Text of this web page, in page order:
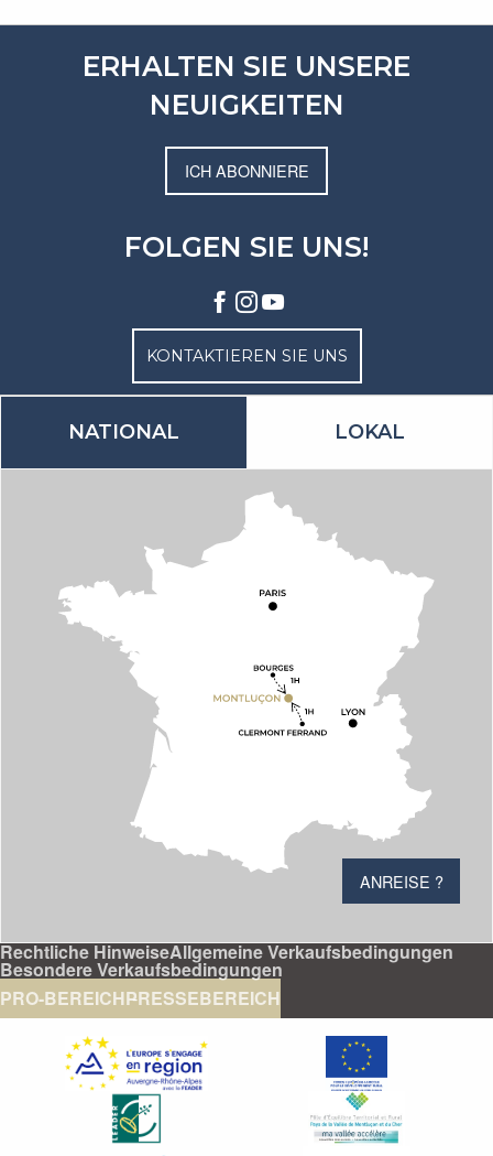
ERHALTEN SIE UNSERE
NEUIGKEITEN
ICH ABONNIERE
FOLGEN SIE UNS!
KONTAKTIEREN SIE UNS
NATIONAL LOKAL
ANREISE ?
Rechtliche HinweiseAllgemeine Verkaufsbedingungen
Besondere Verkaufsbedingungen
PRO-BEREICHPRESSEBEREICH